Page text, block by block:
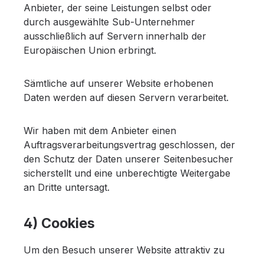
Anbieter, der seine Leistungen selbst oder
durch ausgewählte Sub-Unternehmer
ausschließlich auf Servern innerhalb der
Europäischen Union erbringt.
Sämtliche auf unserer Website erhobenen
Daten werden auf diesen Servern verarbeitet.
Wir haben mit dem Anbieter einen
Auftragsverarbeitungsvertrag geschlossen, der
den Schutz der Daten unserer Seitenbesucher
sicherstellt und eine unberechtigte Weitergabe
an Dritte untersagt.
4) Cookies
Um den Besuch unserer Website attraktiv zu